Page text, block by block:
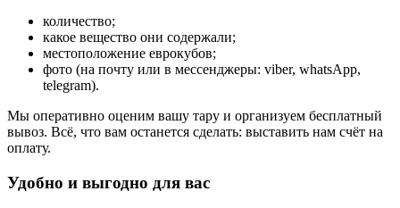
количество;
какое вещество они содержали;
местоположение еврокубов;
фото (на почту или в мессенджеры: viber, whatsApp,
telegram).
Мы оперативно оценим вашу тару и организуем бесплатный
вывоз. Всё, что вам останется сделать: выставить нам счёт на
оплату.
Удобно и выгодно для вас